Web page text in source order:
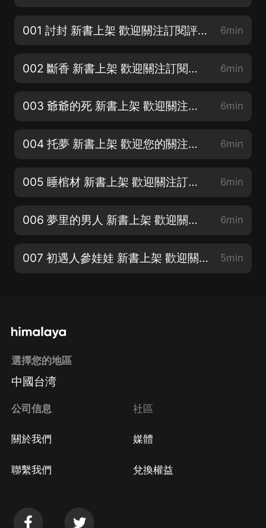
001 討封 新書上架 歡迎關注訂閱評論【恐怖、搞笑】 6min
002 斷香 新書上架 歡迎關注訂閱評論【恐怖、搞笑】 6min
003 爺爺的死 新書上架 歡迎關注訂閱評論【恐怖、搞笑】 6min
004 托夢 新書上架 歡迎您的關注訂閱評論【恐怖、搞笑】 6min
005 睡棺材 新書上架 歡迎關注訂閱評論【恐怖、搞笑】 6min
006 夢里的男人 新書上架 歡迎關注訂閱評論【恐怖、搞笑】 6min
007 初遇人參娃娃 新書上架 歡迎關注訂閱評論【恐怖、搞笑】 5min
選擇您的地區
中國台湾
公司信息
關於我們
聯繫我們
社區
媒體
兌換權益